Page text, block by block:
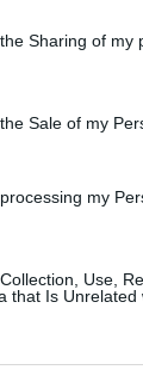
Sharing of my
Sale of my
my
Use,
that Is